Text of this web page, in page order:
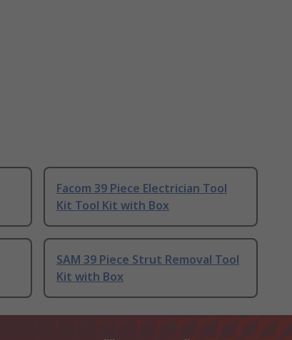
Facom 39 Piece Electrician Tool
Kit Tool Kit with Box
SAM 39 Piece Strut Removal Tool
Kit with Box